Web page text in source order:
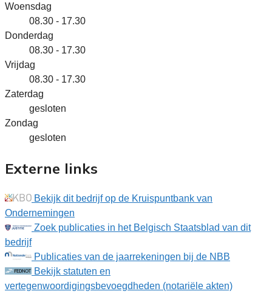
Woensdag
08.30 - 17.30
Donderdag
08.30 - 17.30
Vrijdag
08.30 - 17.30
Zaterdag
gesloten
Zondag
gesloten
Externe links
Bekijk dit bedrijf op de Kruispuntbank van
Ondernemingen
Zoek publicaties in het Belgisch Staatsblad van dit
bedrijf
Publicaties van de jaarrekeningen bij de NBB
Bekijk statuten en
vertegenwoordigingsbevoegdheden (notariële akten)